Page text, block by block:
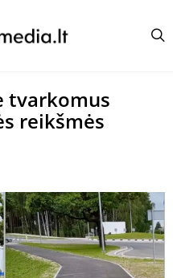
tvarkomus
reikšmės